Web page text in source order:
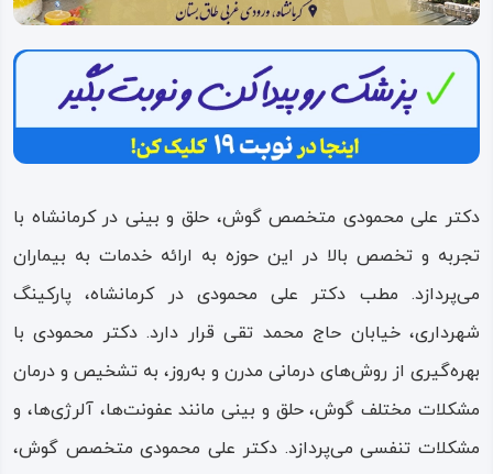
دکتر علی محمودی متخصص گوش، حلق و بینی در کرمانشاه با
تجربه و تخصص بالا در این حوزه به ارائه خدمات به بیماران
می‌پردازد. مطب دکتر علی محمودی در کرمانشاه، پارکینگ
شهرداری، خیابان حاج محمد تقی قرار دارد. دکتر محمودی با
بهره‌گیری از روش‌های درمانی مدرن و به‌روز، به تشخیص و درمان
مشکلات مختلف گوش، حلق و بینی مانند عفونت‌ها، آلرژی‌ها، و
مشکلات تنفسی می‌پردازد. دکتر علی محمودی متخصص گوش،